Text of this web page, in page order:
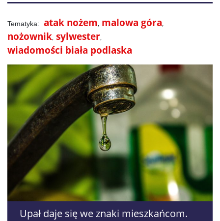
atak nożem malowa góra
nożownik sylwester
wiadomości biała podlaska
Upał daje się we znaki mieszkańcom.